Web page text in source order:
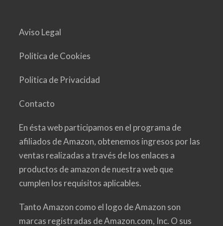
Aviso Legal
Politica de Cookies
Politica de Privacidad
Contacto
En ésta web participamos en el programa de
afiliados de Amazon, obtenemos ingresos por las
ventas realizadas a través de los enlaces a
productos de amazon de nuestra web que
cumplen los requisitos aplicables.
Tanto Amazon como el logo de Amazon son
marcas registradas de Amazon.com, Inc. O sus